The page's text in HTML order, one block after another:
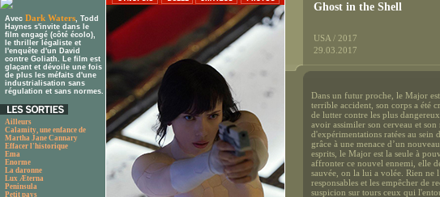
Avec Dark Waters, Todd
Haynes s'invite dans le
film engagé (côté écolo),
le thriller légaliste et
l'enquête d'un David
contre Goliath. Le film est
glaçant et dévoile une fois
de plus les méfaits d'une
industrialisation sans
régulation et sans normes.
Ailleurs
Calamity, une enfance de
Martha Jane Cannary
Effacer l'historique
Ema
Enorme
La daronne
Lux Æterna
Peninsula
Petit pays
Ghost in the Shell
USA / 2017
29.03.2017
Dans un futur proche, le Major
terrible accident, son corps a été
de lutter contre les plus
avoir assimiler son cerveau et
d'expérimentations ratées au sein
grâce à une menace d’un
esprits, le Major est la seule à
affronter ce nouvel ennemi, elle
sauvée, on la lui a volée. Rien ne
responsables et les empêcher de
suspicion sur tours ceux qui